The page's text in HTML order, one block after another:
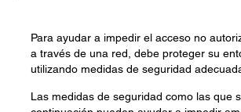
Para ayudar a impedir el acceso no
a través de una red, debe proteger su
utilizando medidas de seguridad
Las medidas de seguridad como las que